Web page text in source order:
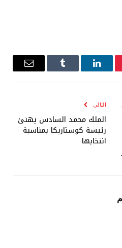
لينكدإن Tumblr
البريد
التالي
الملك محمد السادس يهنئ
رئيسة كوستاريكا بمناسبة
انتخابها